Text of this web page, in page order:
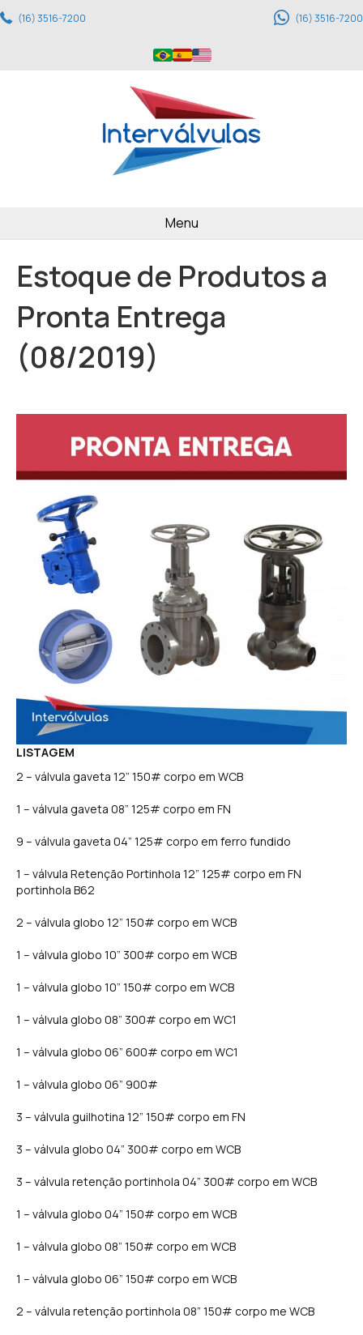
(16) 3516-7200 (16) 3516-7200
Menu
Estoque de Produtos a
Pronta Entrega
(08/2019)
LISTAGEM
2 – válvula gaveta 12” 150# corpo em WCB
1 – válvula gaveta 08” 125# corpo em FN
9 – válvula gaveta 04” 125# corpo em ferro fundido
1 – válvula Retenção Portinhola 12” 125# corpo em FN
portinhola B62
2 – válvula globo 12” 150# corpo em WCB
1 – válvula globo 10” 300# corpo em WCB
1 – válvula globo 10” 150# corpo em WCB
1 – válvula globo 08” 300# corpo em WC1
1 – válvula globo 06” 600# corpo em WC1
1 – válvula globo 06” 900#
3 – válvula guilhotina 12” 150# corpo em FN
3 – válvula globo 04” 300# corpo em WCB
3 – válvula retenção portinhola 04” 300# corpo em WCB
1 – válvula globo 04” 150# corpo em WCB
1 – válvula globo 08” 150# corpo em WCB
1 – válvula globo 06” 150# corpo em WCB
2 – válvula retenção portinhola 08” 150# corpo me WCB